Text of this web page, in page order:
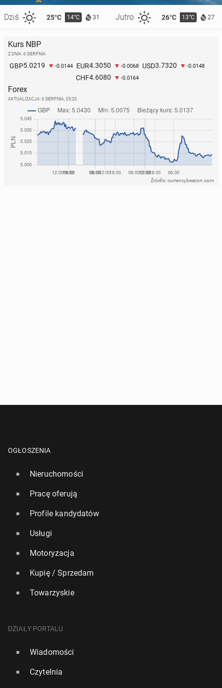
Dziś 25°C 14°C 31 Jutro 26°C 13°C 27
Kurs NBP
Z DNIA: 6 SIERPNIA
GBP5.0219 -0.0144 EUR4.3050 -0.0068 USD3.7320 -0.0148
CHF4.6080 -0.0164
Forex
AKTUALIZACJA: 6 SIERPNIA, 05:20
Źródło: currencybeacon.com
OGŁOSZENIA
Nieruchomości
Pracę oferują
Profile kandydatów
Usługi
Motoryzacja
Kupię / Sprzedam
Towarzyskie
DZIAŁY PORTALU
Wiadomości
Czytelnia